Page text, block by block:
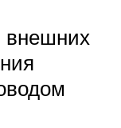
внешних